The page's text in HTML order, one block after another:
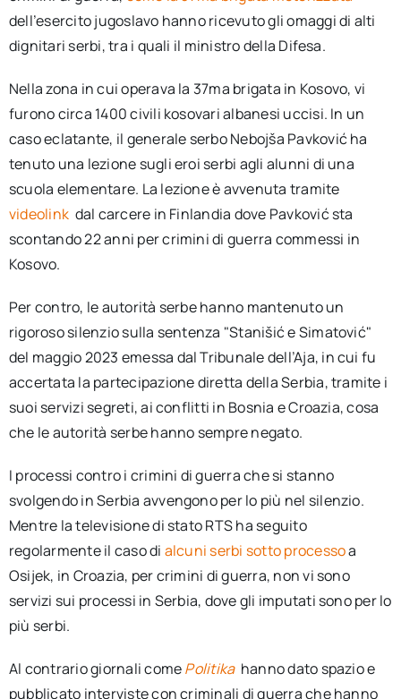
dell’esercito jugoslavo hanno ricevuto gli omaggi di alti
dignitari serbi, tra i quali il ministro della Difesa.
Nella zona in cui operava la 37ma brigata in Kosovo, vi
furono circa 1400 civili kosovari albanesi uccisi. In un
caso eclatante, il generale serbo Nebojša Pavković ha
tenuto una lezione sugli eroi serbi agli alunni di una
scuola elementare. La lezione è avvenuta tramite
videolink dal carcere in Finlandia dove Pavković sta
scontando 22 anni per crimini di guerra commessi in
Kosovo.
Per contro, le autorità serbe hanno mantenuto un
rigoroso silenzio sulla sentenza "Stanišić e Simatović"
del maggio 2023 emessa dal Tribunale dell’Aja, in cui fu
accertata la partecipazione diretta della Serbia, tramite i
suoi servizi segreti, ai conflitti in Bosnia e Croazia, cosa
che le autorità serbe hanno sempre negato.
I processi contro i crimini di guerra che si stanno
svolgendo in Serbia avvengono per lo più nel silenzio.
Mentre la televisione di stato RTS ha seguito
regolarmente il caso di alcuni serbi sotto processoa
Osijek, in Croazia, per crimini di guerra, non vi sono
servizi sui processi in Serbia, dove gli imputati sono per lo
più serbi.
Al contrario giornali comePolitika hanno dato spazio e
pubblicato interviste con criminali di guerra che hanno